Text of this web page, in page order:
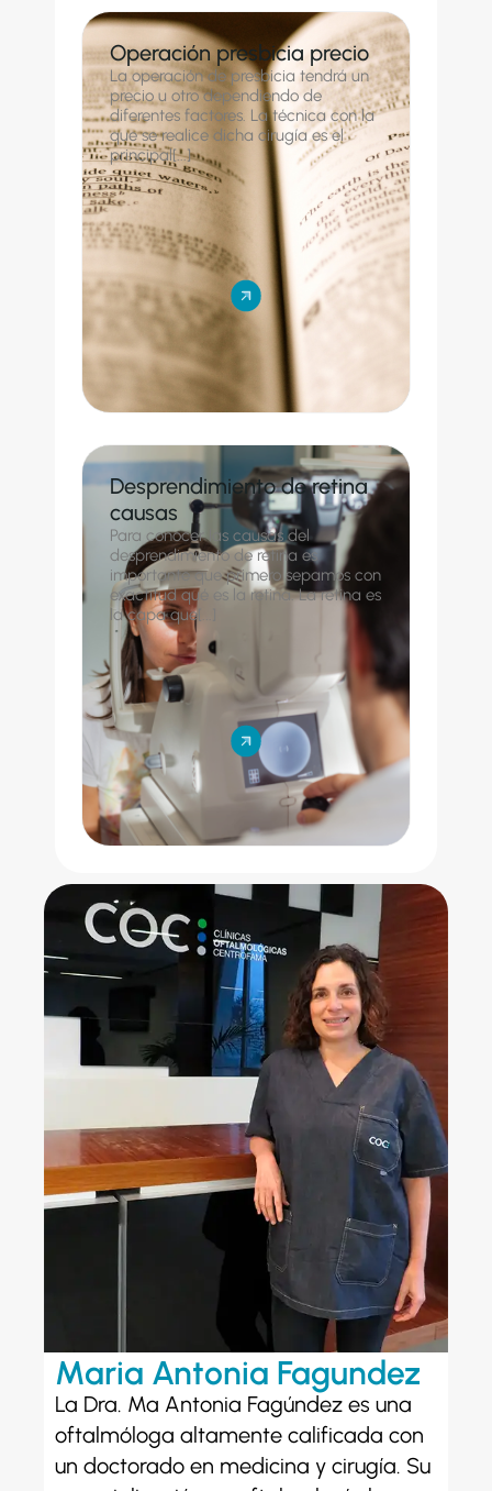
Operación presbicia precio
La operación de presbicia tendrá un
precio u otro dependiendo de
diferentes factores. La técnica con la
que se realice dicha cirugía es el
principal[...]
Desprendimiento de retina
causas
Para conocer las causas del
desprendimiento de retina es
importante que primero sepamos con
exactitud qué es la retina. La retina es
la capa que[...]
Maria Antonia Fagundez
La Dra. Mª Antonia Fagúndez es una
oftalmóloga altamente calificada con
un doctorado en medicina y cirugía. Su